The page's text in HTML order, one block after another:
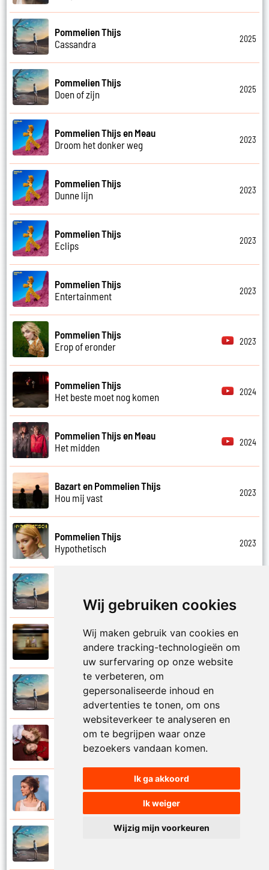
Wij gebruiken cookies
Wij maken gebruik van cookies en
andere tracking-technologieën om
uw surfervaring op onze website
te verbeteren, om
gepersonaliseerde inhoud en
advertenties te tonen, om ons
websiteverkeer te analyseren en
om te begrijpen waar onze
bezoekers vandaan komen.
Ik ga akkoord
Ik weiger
Wijzig mijn voorkeuren
Pommelien Thijs
Cassandra
2025
Pommelien Thijs
Doen of zijn
2025
Pommelien Thijs en Meau
Droom het donker weg
2023
Pommelien Thijs
Dunne lijn
2023
Pommelien Thijs
Eclips
2023
Pommelien Thijs
Entertainment
2023
Pommelien Thijs
Erop of eronder
2023
Pommelien Thijs
Het beste moet nog komen
2024
Pommelien Thijs en Meau
Het midden
2024
Bazart en Pommelien Thijs
Hou mij vast
2023
Pommelien Thijs
Hypothetisch
2023
Ik moet gaan
Pommelien Thijs en Kaat Thijs
Kleine tornado
2023
Pommelien Thijs
Koning minimaliseren
Pommelien Thijs
Medeplichtig
Pommelien Thijs